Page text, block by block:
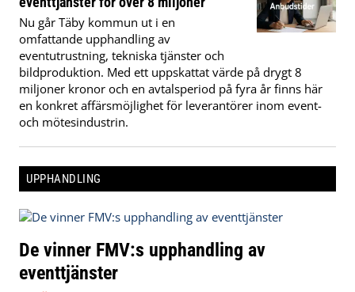
Nu går Täby kommun ut i en
omfattande upphandling av
eventutrustning, tekniska tjänster och
bildproduktion. Med ett uppskattat värde på drygt 8
miljoner kronor och en avtalsperiod på fyra år finns här
en konkret affärsmöjlighet för leverantörer inom event-
och mötesindustrin.
UPPHANDLING
De vinner FMV:s upphandling av
eventtjänster